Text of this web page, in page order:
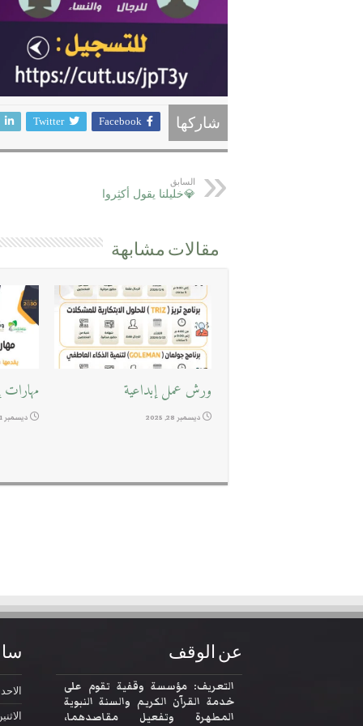
شاركها Facebook
Twitter
السابق
💎خليلنا يقول أكثِروا
مقالات مشابهة
ورش عمل إبداعية
ديسمبر 28, 2025
مهارات
ديسمبر 11, 2025
عن الوقف
التعريف: مؤسسة وقفية تقوم على
خدمة القرآن الكريم والسنة النبوية
المطهرة وتفعيل مقاصدهما،
الاحد